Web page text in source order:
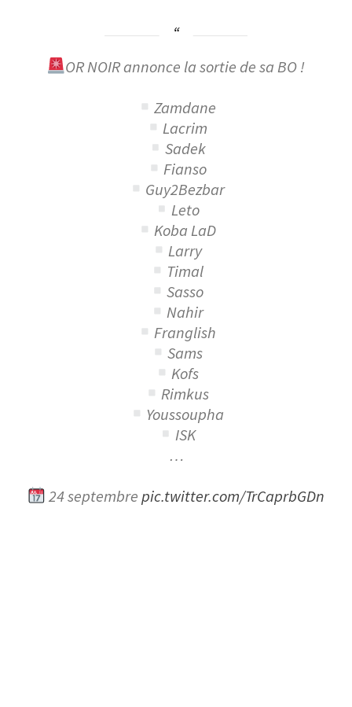
OR NOIR annonce la sortie de sa BO !
Zamdane
Lacrim
Sadek
Fianso
Guy2Bezbar
Leto
Koba LaD
Larry
Timal
Sasso
Nahir
Franglish
Sams
Kofs
Rimkus
Youssoupha
ISK
…
24 septembrepic.twitter.com/TrCaprbGDn